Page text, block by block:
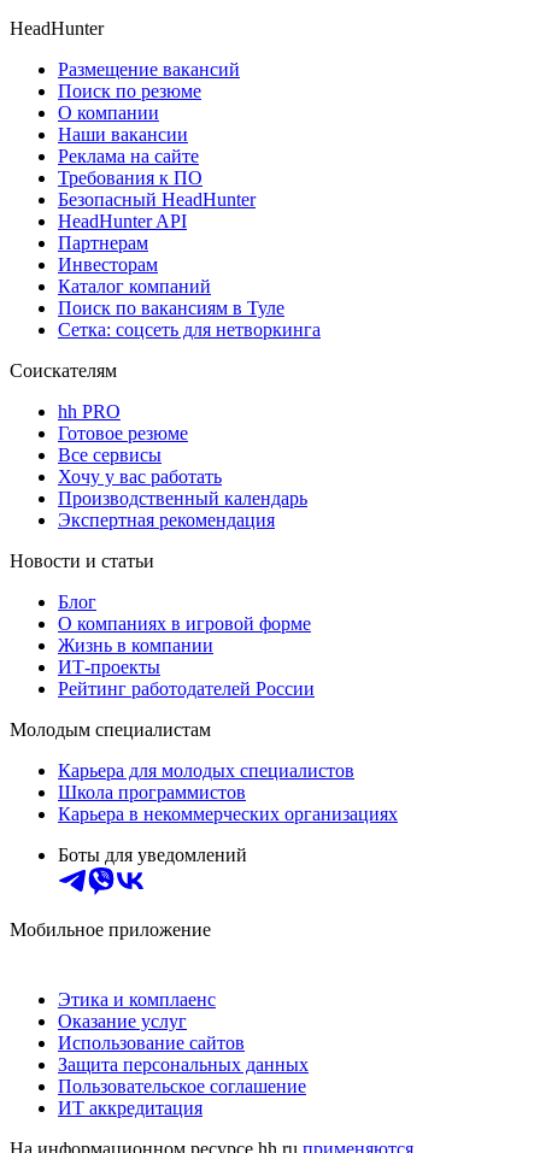
HeadHunter
Размещение вакансий
Поиск по резюме
О компании
Наши вакансии
Реклама на сайте
Требования к ПО
Безопасный HeadHunter
HeadHunter API
Партнерам
Инвесторам
Каталог компаний
Поиск по вакансиям в Туле
Сетка: соцсеть для нетворкинга
Соискателям
hh PRO
Готовое резюме
Все сервисы
Хочу у вас работать
Производственный календарь
Экспертная рекомендация
Новости и статьи
Блог
О компаниях в игровой форме
Жизнь в компании
ИТ-проекты
Рейтинг работодателей России
Молодым специалистам
Карьера для молодых специалистов
Школа программистов
Карьера в некоммерческих организациях
Боты для уведомлений
Мобильное приложение
Этика и комплаенс
Оказание услуг
Использование сайтов
Защита персональных данных
Пользовательское соглашение
ИТ аккредитация